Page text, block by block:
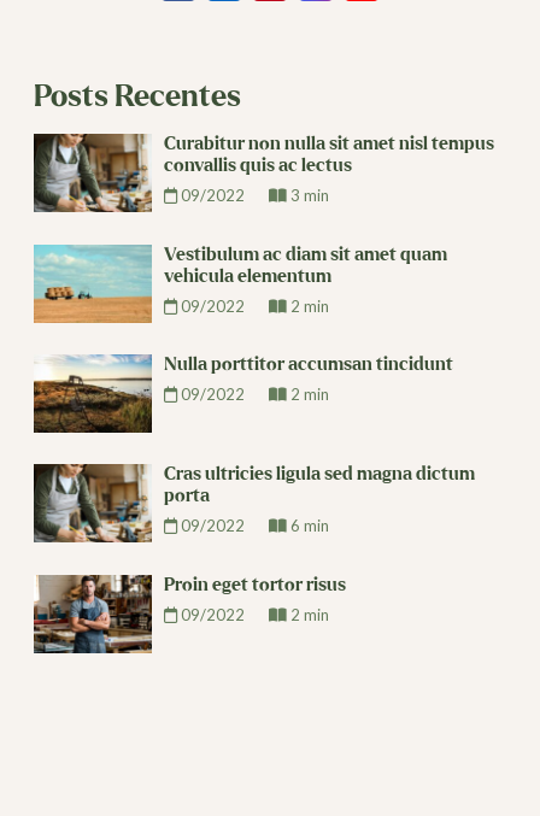
Posts Recentes
Curabitur non nulla sit amet nisl tempus
convallis quis ac lectus
09/2022 3 min
Vestibulum ac diam sit amet quam
vehicula elementum
09/2022 2 min
Nulla porttitor accumsan tincidunt
09/2022 2 min
Cras ultricies ligula sed magna dictum
porta
09/2022 6 min
Proin eget tortor risus
09/2022 2 min